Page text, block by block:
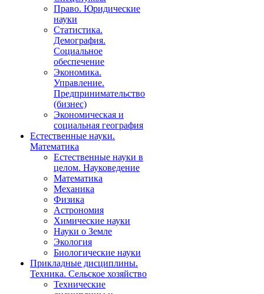
Право. Юридические
науки
Статистика.
Демография.
Социальное
обеспечение
Экономика.
Управление.
Предпринимательство
(бизнес)
Экономическая и
социальная география
Естественные науки.
Математика
Естественные науки в
целом. Науковедение
Математика
Механика
Физика
Астрономия
Химические науки
Науки о Земле
Экология
Биологические науки
Прикладные дисциплины.
Техника. Сельское хозяйство
Технические